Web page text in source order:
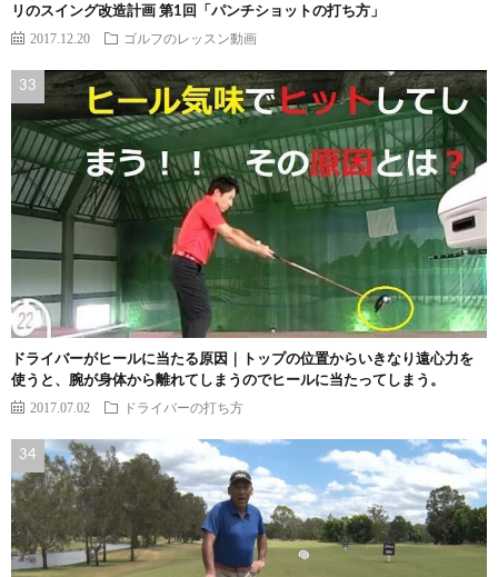
リのスイング改造計画 第1回「パンチショットの打ち方」
2017.12.20 ゴルフのレッスン動画
ドライバーがヒールに当たる原因｜トップの位置からいきなり遠心力を
使うと、腕が身体から離れてしまうのでヒールに当たってしまう。
2017.07.02 ドライバーの打ち方